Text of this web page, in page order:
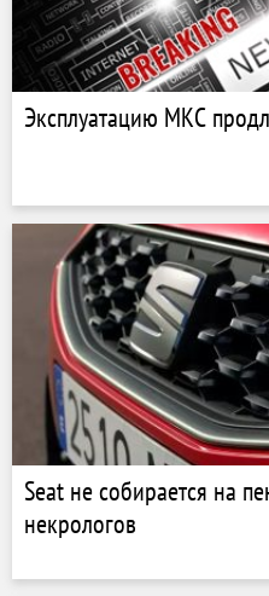
Эксплуатацию МКС
Seat не собирается на
некрологов